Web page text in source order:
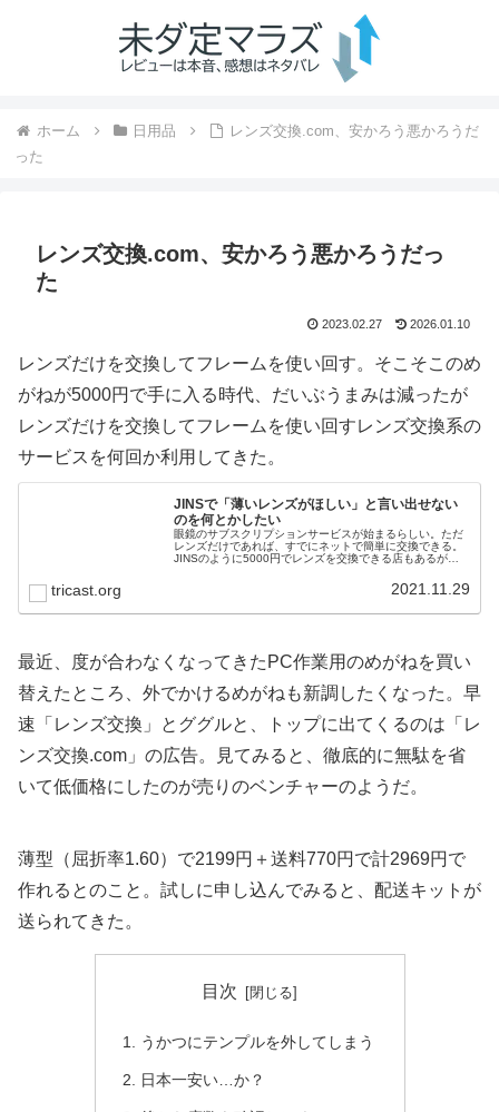
ホーム 日用品
レンズ交換.com、安かろう悪かろうだ
った
レンズ交換.com、安かろう悪かろうだっ
た
2023.02.27 2026.01.10
レンズだけを交換してフレームを使い回す。そこそこのめ
がねが5000円で手に入る時代、だいぶうまみは減ったが
レンズだけを交換してフレームを使い回すレンズ交換系の
サービスを何回か利用してきた。
JINSで「薄いレンズがほしい」と言い出せない
のを何とかしたい
眼鏡のサブスクリプションサービスが始まるらしい。ただ
レンズだけであれば、すでにネットで簡単に交換できる。
JINSのように5000円でレンズを交換できる店もあるが、
分にぴったり。たまにアウトレット品としてグレードの高
tricast.org 2021.11.29
最近、度が合わなくなってきたPC作業用のめがねを買い
替えたところ、外でかけるめがねも新調したくなった。早
速「レンズ交換」とググルと、トップに出てくるのは「レ
ンズ交換.com」の広告。見てみると、徹底的に無駄を省
いて低価格にしたのが売りのベンチャーのようだ。
薄型（屈折率1.60）で2199円＋送料770円で計2969円で
作れるとのこと。試しに申し込んでみると、配送キットが
送られてきた。
目次
うかつにテンプルを外してしまう
日本一安い…か？